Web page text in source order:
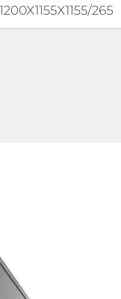
1200X1155X1155/265